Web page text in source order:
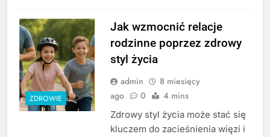
ZDROWIE
Jak wzmocnić relacje
rodzinne poprzez zdrowy
styl życia
admin
8 miesięcy
ago
0 4 mins
Zdrowy styl życia może stać się
kluczem do zacieśnienia więzi i